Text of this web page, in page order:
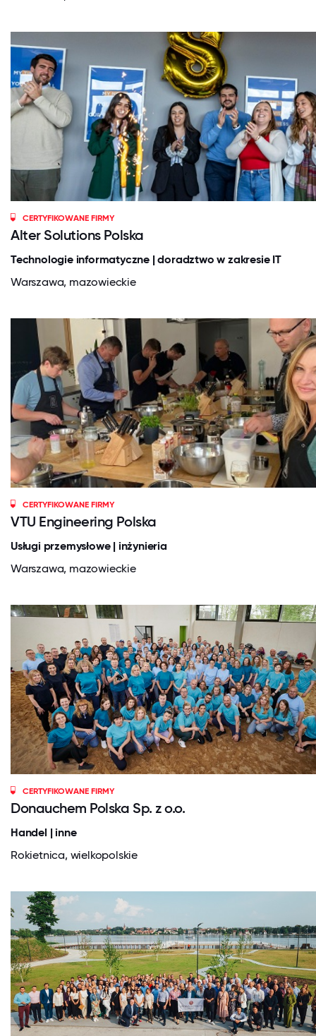
CERTYFIKOWANE FIRMY
Alter Solutions Polska
Technologie informatyczne | doradztwo w zakresie IT
Warszawa, mazowieckie
CERTYFIKOWANE FIRMY
VTU Engineering Polska
Usługi przemysłowe | inżynieria
Warszawa, mazowieckie
CERTYFIKOWANE FIRMY
Donauchem Polska Sp. z o.o.
Handel | inne
Rokietnica, wielkopolskie